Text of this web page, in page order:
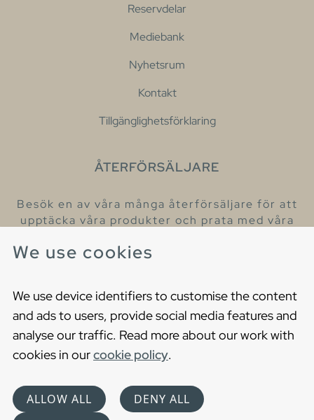
We use cookies
We use device identifiers to customise the content
and ads to users, provide social media features and
analyse our traffic. Read more about our work with
cookies in ourcookie policy.
ALLOW ALL
DENY ALL
Reservdelar
Mediebank
Nyhetsrum
Kontakt
Tillgänglighetsförklaring
ÅTERFÖRSÄLJARE
Besök en av våra många återförsäljare för att
upptäcka våra produkter och prata med våra
Cookies
Privacy statement
Choose language